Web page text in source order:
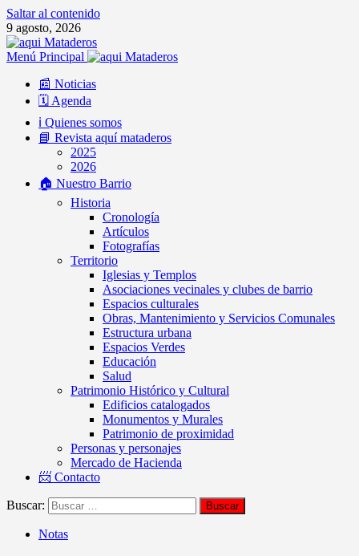
Saltar al contenido
9 agosto, 2026
Menú Principal
📰 Noticias
🗓️ Agenda
ℹ️ Quienes somos
📘 Revista aquí mataderos
2025
2026
🏠 Nuestro Barrio
Historia
Cronología
Artículos
Fotografías
Territorio
Iglesias y Templos
Asociaciones vecinales y clubes de barrio
Espacios culturales
Obras, Mantenimiento y Servicios Comunales
Estructura urbana
Espacios Verdes
Educación
Salud
Patrimonio Histórico y Cultural
Edificios catalogados
Monumentos y Murales
Patrimonio de proximidad
Personas y personajes
Mercado de Hacienda
📨 Contacto
Buscar:
Notas